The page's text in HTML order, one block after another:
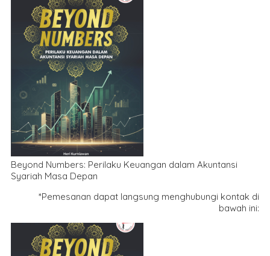
Beyond Numbers: Perilaku Keuangan dalam Akuntansi
Syariah Masa Depan
*Pemesanan dapat langsung menghubungi kontak di
bawah ini: